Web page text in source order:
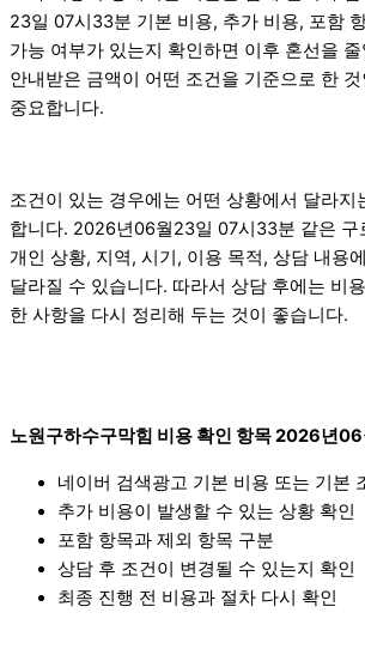
23일 07시33분 기본 비용, 추가 비용, 포함
가능 여부가 있는지 확인하면 이후 혼선을
안내받은 금액이 어떤 조건을 기준으로 한
중요합니다.
조건이 있는 경우에는 어떤 상황에서 달라지
합니다. 2026년06월23일 07시33분 같은 구
개인 상황, 지역, 시기, 이용 목적, 상담 내용
달라질 수 있습니다. 따라서 상담 후에는 비
한 사항을 다시 정리해 두는 것이 좋습니다.
노원구하수구막힘 비용 확인 항목 2026년
네이버 검색광고 기본 비용 또는 기본
추가 비용이 발생할 수 있는 상황 확인
포함 항목과 제외 항목 구분
상담 후 조건이 변경될 수 있는지 확인
최종 진행 전 비용과 절차 다시 확인